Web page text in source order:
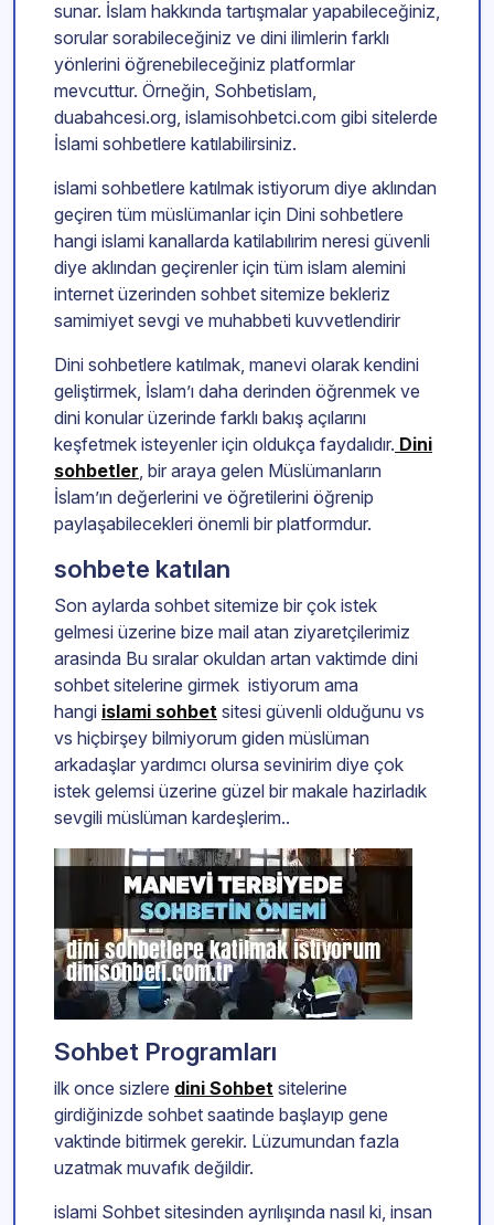
sunar. İslam hakkında tartışmalar yapabileceğiniz,
sorular sorabileceğiniz ve dini ilimlerin farklı
yönlerini öğrenebileceğiniz platformlar
mevcuttur. Örneğin, Sohbetislam,
duabahcesi.org, islamisohbetci.com gibi sitelerde
İslami sohbetlere katılabilirsiniz.
islami sohbetlere katılmak istiyorum diye aklından
geçiren tüm müslümanlar için Dini sohbetlere
hangi islami kanallarda katilabılırim neresi güvenli
diye aklından geçirenler için tüm islam alemini
internet üzerinden sohbet sitemize bekleriz
samimiyet sevgi ve muhabbeti kuvvetlendirir
Dini sohbetlere katılmak, manevi olarak kendini
geliştirmek, İslam’ı daha derinden öğrenmek ve
dini konular üzerinde farklı bakış açılarını
keşfetmek isteyenler için oldukça faydalıdır. Dini
sohbetler , bir araya gelen Müslümanların
İslam’ın değerlerini ve öğretilerini öğrenip
paylaşabilecekleri önemli bir platformdur.
sohbete katılan
Son aylarda sohbet sitemize bir çok istek
gelmesi üzerine bize mail atan ziyaretçilerimiz
arasinda Bu sıralar okuldan artan vaktimde dini
sohbet sitelerine girmek istiyorum ama
hangi islami sohbet sitesi güvenli olduğunu vs
vs hiçbirşey bilmiyorum giden müslüman
arkadaşlar yardımcı olursa sevinirim diye çok
istek gelemsi üzerine güzel bir makale hazirladık
sevgili müslüman kardeşlerim..
Sohbet Programları
ilk once sizlere dini Sohbet sitelerine
girdiğinizde sohbet saatinde başlayıp gene
vaktinde bitirmek gerekir. Lüzumundan fazla
uzatmak muvafık değildir.
islami Sohbet sitesinden ayrılışında nasıl ki, insan